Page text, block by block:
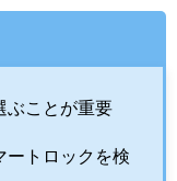
ぶことが重要
ートロックを検